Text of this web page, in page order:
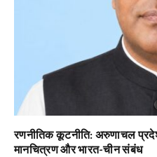
रणनीतिक कूटनीति: अरुणाचल
मानचित्रण और भारत-चीन संबंध